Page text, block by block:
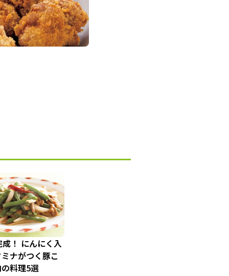
！ にんにく入
ナがつく豚こ
料理5選